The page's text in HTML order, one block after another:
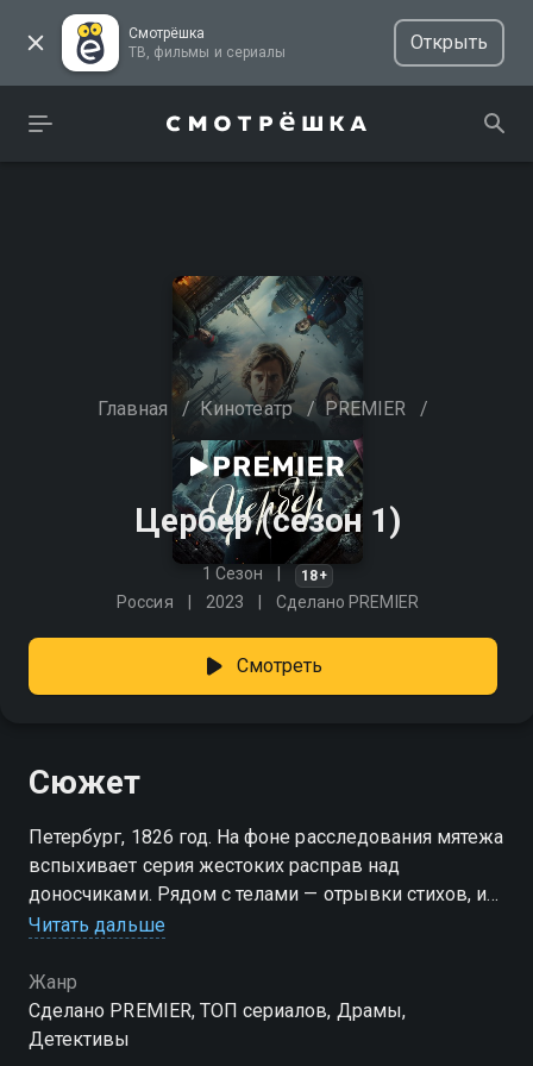
Смотрёшка
ТВ, фильмы и сериалы
Открыть
Главная / Кинотеатр / PREMIER /
Цербер (сезон 1)
1 Сезон 18+
Россия 2023 Сделано PREMIER
Смотреть
Сюжет
Петербург, 1826 год. На фоне расследования мятежа
вспыхивает серия жестоких расправ над
доносчиками. Рядом с телами — отрывки стихов, и
все они ведут к одному имени. За дело берётся
дворянин Бошняк, только что выпущенный из-под
ареста. Теперь он должен внедриться в ряды
подозреваемых и вычислить мстителя. Распутывая
Читать дальше
Жанр
Сделано PREMIER, ТОП сериалов, Драмы,
Детективы